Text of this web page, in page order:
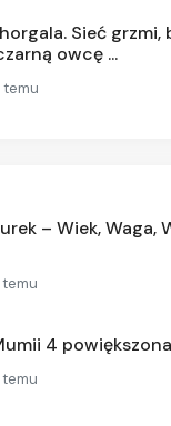
Sieć grzmi,
owcę ...
temu
– Wiek, Waga,
4